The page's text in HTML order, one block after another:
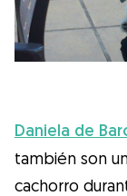
Daniela de
también son
cachorro